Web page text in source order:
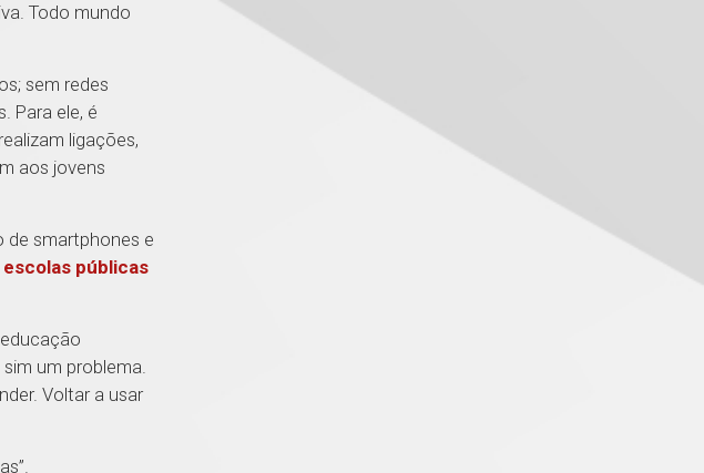
Todo mundo
sem redes
Para ele, é
ligações,
aos jovens
de smartphones e
públicas
um problema.
Voltar a usar
Como o Colégio Mackenzie